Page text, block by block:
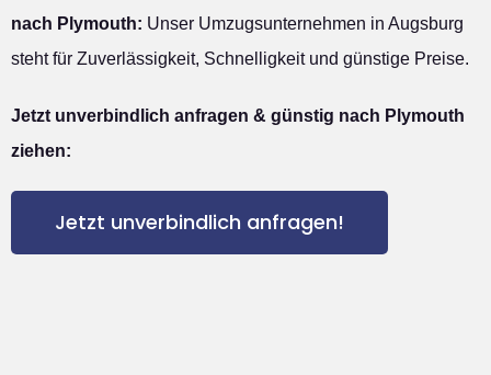
nach Plymouth: Unser Umzugsunternehmen in Augsburg
steht für Zuverlässigkeit, Schnelligkeit und günstige Preise.
Jetzt unverbindlich anfragen & günstig nach Plymouth
ziehen:
Jetzt unverbindlich anfragen!